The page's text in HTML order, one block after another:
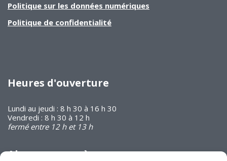
Politique sur les données numériques
Politique de confidentialité
Heures d'ouverture
Lundi au jeudi : 8 h 30 à 16 h 30
Vendredi : 8 h 30 à 12 h
fermé entre 12 h et 13 h
Abonnez-vous à